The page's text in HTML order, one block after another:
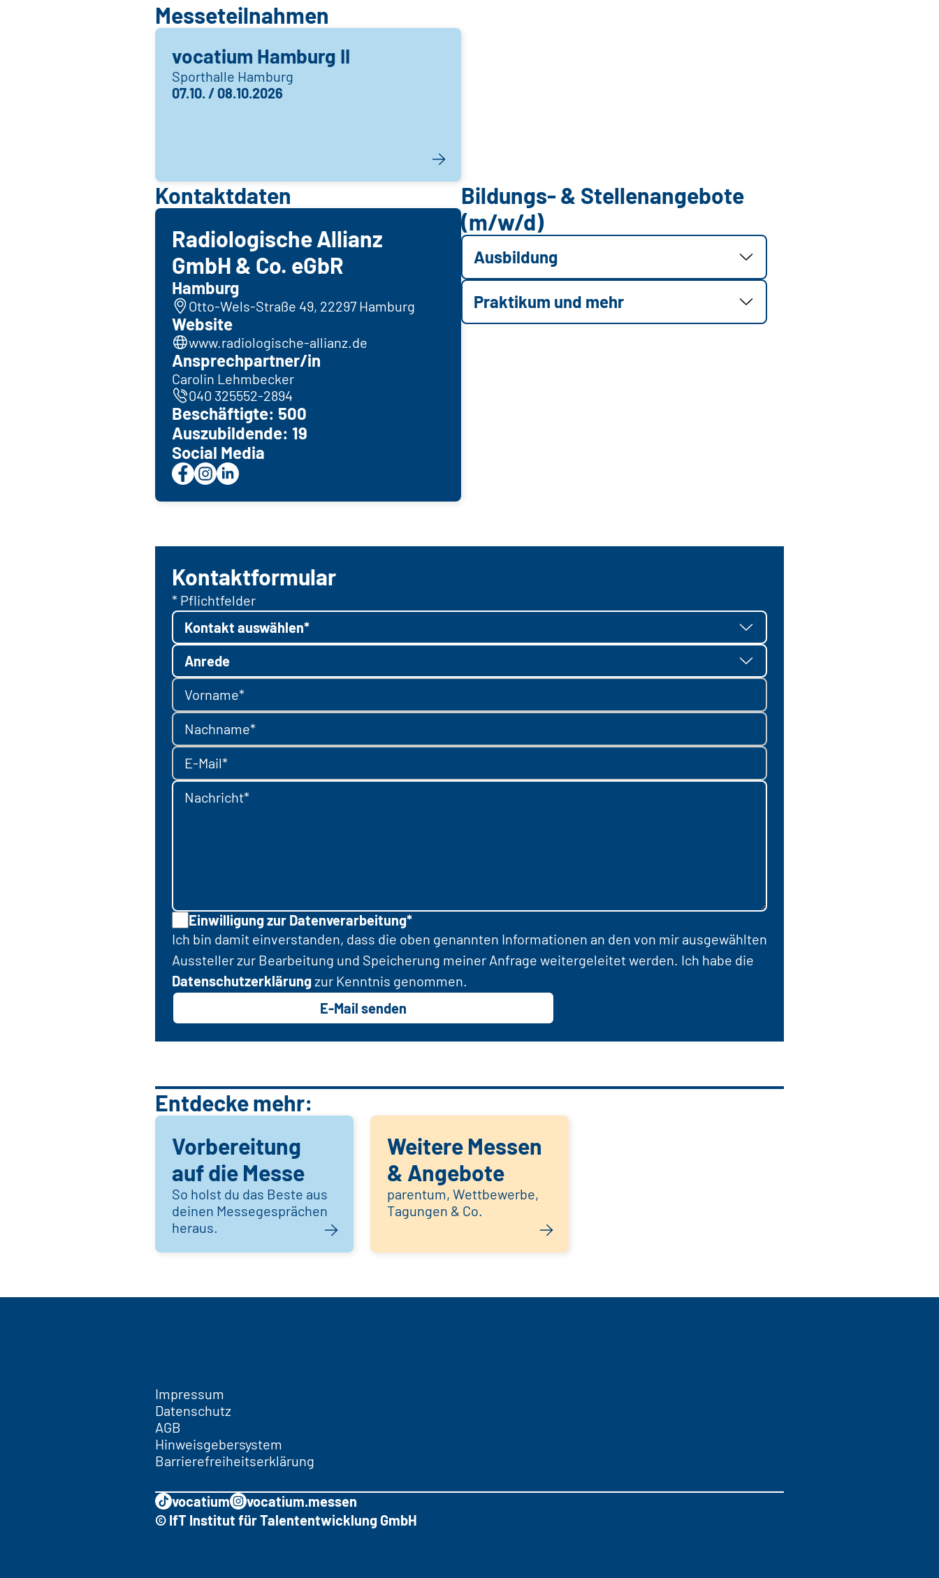
Messeteilnahmen
vocatium Hamburg II
Sporthalle Hamburg
07.10. / 08.10.2026
Kontaktdaten
Radiologische Allianz
GmbH & Co. eGbR
Hamburg
Otto-Wels-Straße 49, 22297 Hamburg
Website
www.radiologische-allianz.de
Ansprechpartner/in
Carolin Lehmbecker
040 325552-2894
Beschäftigte: 500
Auszubildende: 19
Social Media
Bildungs- & Stellenangebote
(m/w/d)
Ausbildung
Praktikum und mehr
Kontaktformular
* Pflichtfelder
Kontakt auswählen*
Anrede
Vorname*
Nachname*
E-Mail*
Nachricht*
Einwilligung zur Datenverarbeitung*
Ich bin damit einverstanden, dass die oben genannten Informationen an den von mir ausgewählten
Aussteller zur Bearbeitung und Speicherung meiner Anfrage weitergeleitet werden. Ich habe die
Datenschutzerklärungzur Kenntnis genommen.
E-Mail senden
Entdecke mehr:
Vorbereitung
auf die Messe
So holst du das Beste aus
deinen Messegesprächen
heraus.
Weitere Messen
& Angebote
parentum, Wettbewerbe,
Tagungen & Co.
Impressum
Datenschutz
AGB
Hinweisgebersystem
Barrierefreiheitserklärung
vocatium
vocatium.messen
© IfT Institut für Talententwicklung GmbH